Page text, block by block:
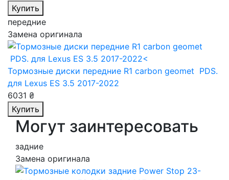
Купить
передние
Замена оригинала
Тормозные диски передние R1 carbon geomet PDS.
для Lexus ES 3.5 2017-2022
6031 ₴
Купить
Могут заинтересовать
задние
Замена оригинала